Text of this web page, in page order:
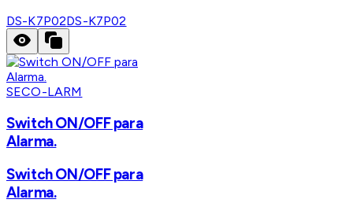
DS-K7P02DS-K7P02
SECO-LARM
Switch ON/OFF para
Alarma.
Switch ON/OFF para
Alarma.